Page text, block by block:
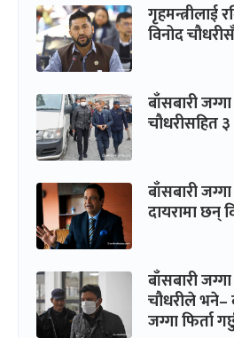
गृहमन्त्रीलाई
विनोद
बाँसबारी
चौधरीसहित ३
बाँसबारी
दायरामा छन्
बाँसबारी
चौधरीले भने–
जग्गा फिर्ता